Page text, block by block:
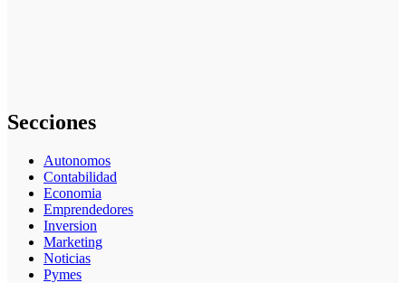
Secciones
Autonomos
Contabilidad
Economia
Emprendedores
Inversion
Marketing
Noticias
Pymes